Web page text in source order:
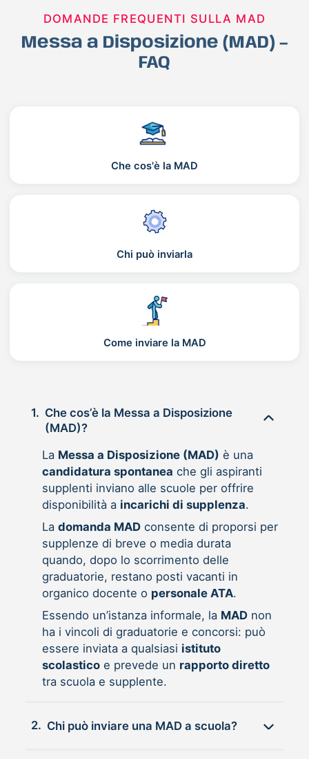
DOMANDE FREQUENTI SULLA MAD
Messa a Disposizione (MAD) –
FAQ
Che cos'è la MAD
Chi può inviarla
Come inviare la MAD
1. Che cos’è la Messa a Disposizione
(MAD)?
La Messa a Disposizione (MAD) è una
candidatura spontanea che gli aspiranti
supplenti inviano alle scuole per offrire
disponibilità a incarichi di supplenza.
La domanda MADconsente di proporsi per
supplenze di breve o media durata
quando, dopo lo scorrimento delle
graduatorie, restano posti vacanti in
organico docente o personale ATA.
Essendo un’istanza informale, la MADnon
ha i vincoli di graduatorie e concorsi: può
essere inviata a qualsiasi istituto
scolasticoe prevede un rapporto diretto
tra scuola e supplente.
2. Chi può inviare una MAD a scuola?